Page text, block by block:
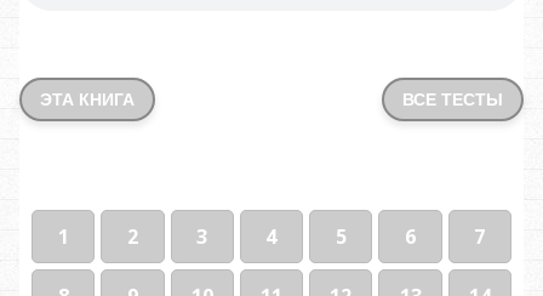
ЭТА КНИГА ВСЕ ТЕСТЫ
1 2 3 4 5 6 7